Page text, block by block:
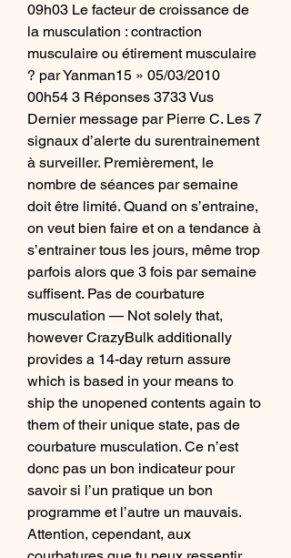
09h03 Le facteur de croissance de
la musculation : contraction
musculaire ou étirement musculaire
? par Yanman15 » 05/03/2010
00h54 3 Réponses 3733 Vus
Dernier message par Pierre C. Les 7
signaux d’alerte du surentrainement
à surveiller. Premièrement, le
nombre de séances par semaine
doit être limité. Quand on s’entraine,
on veut bien faire et on a tendance à
s’entrainer tous les jours, même trop
parfois alors que 3 fois par semaine
suffisent. Pas de courbature
musculation — Not solely that,
however CrazyBulk additionally
provides a 14-day return assure
which is based in your means to
ship the unopened contents again to
them of their unique state, pas de
courbature musculation. Ce n’est
donc pas un bon indicateur pour
savoir si l’un pratique un bon
programme et l’autre un mauvais.
Attention, cependant, aux